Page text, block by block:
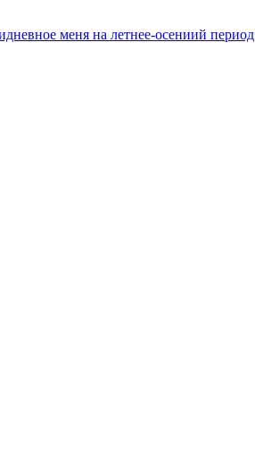
меня на летнее-осениий период